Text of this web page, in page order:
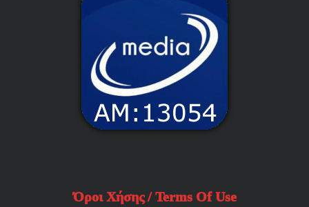
Όροι Χήσης / Terms Of Use